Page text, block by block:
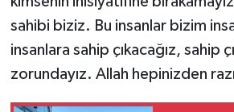
sahibi biziz. Bu insanlar bizim
insanlara sahip çıkacağız, sahip
zorundayız. Allah hepinizden